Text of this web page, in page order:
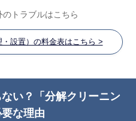
トラブルはこちら
設置）の料金表はこちら >
い？「分解クリーニン
な理由